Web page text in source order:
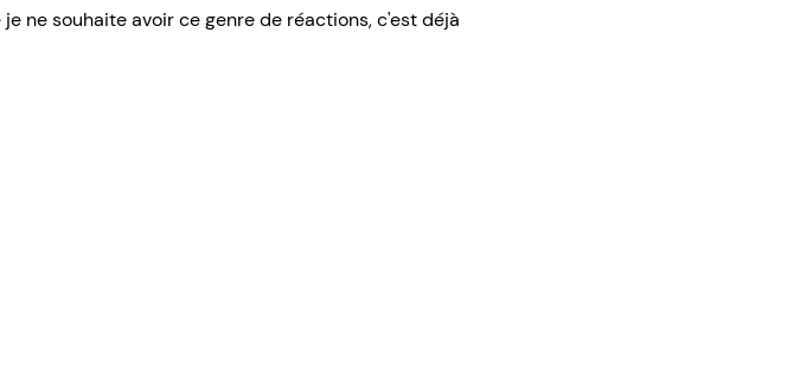
ne souhaite avoir ce genre de réactions, c'est déjà